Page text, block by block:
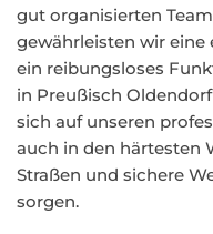
gut organisierten
gewährleisten wir eine
ein reibungsloses
in Preußisch
sich auf unseren
auch in den härtesten
Straßen und sichere
sorgen.